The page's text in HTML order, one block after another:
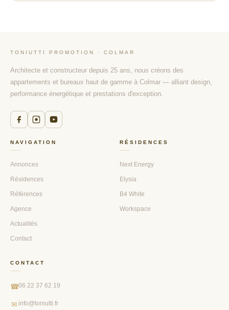
TONIUTTI PROMOTION · COLMAR
Architecte et constructeur depuis 25 ans, nous créons des
appartements et bureaux haut de gamme à Colmar — alliant design,
performance énergétique et prestations d'exception.
NAVIGATION
Annonces
Résidences
Références
Agence
Actualités
Contact
RÉSIDENCES
Next Energy
Elysia
B4 White
Workspace
CONTACT
☎06 22 37 62 19
✉ info@toniutti.fr